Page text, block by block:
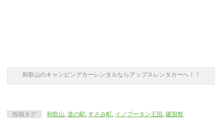
和歌山のキャンピングカーレンタルならアップスレンタカーへ！！
投稿タグ 和歌山,道の駅,すさみ町, イノブータン王国 ,建国祭